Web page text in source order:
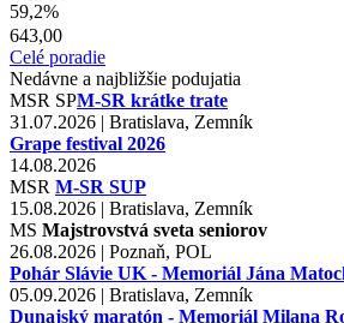
59,2%
643,00
Celé poradie
Nedávne a najbližšie podujatia
MSR SPM-SR krátke trate
31.07.2026 | Bratislava, Zemník
Grape festival 2026
14.08.2026
MSR M-SR SUP
15.08.2026 | Bratislava, Zemník
MS Majstrovstvá sveta seniorov
26.08.2026 | Poznaň, POL
Pohár Slávie UK - Memoriál Jána
05.09.2026 | Bratislava, Zemník
Dunajský maratón - Memoriál Milana